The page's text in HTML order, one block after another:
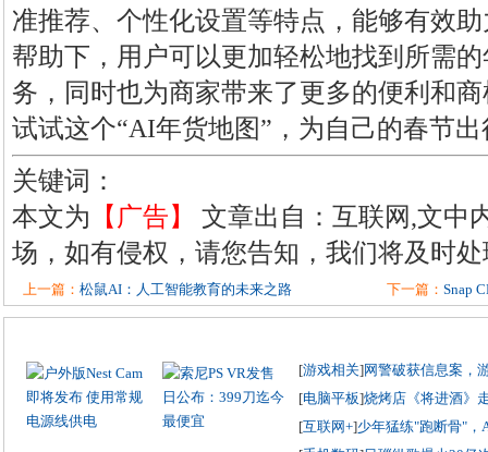
准推荐、个性化设置等特点，能够有效
帮助下，用户可以更加轻松地找到所需
务，同时也为商家带来了更多的便利和
试试这个“AI年货地图”，为自己的春节
关键词：
本文为 【广告】
文章出自：互联网,文中
场，如有侵权，请您告知，我们将及时
上一篇： 松鼠AI：人工智能教育的未来之路 下一篇： Snap
[游戏相关]网警破获信息案，
[电脑平板]烧烤店《将进酒》
[互联网+]少年猛练"跑断骨"，